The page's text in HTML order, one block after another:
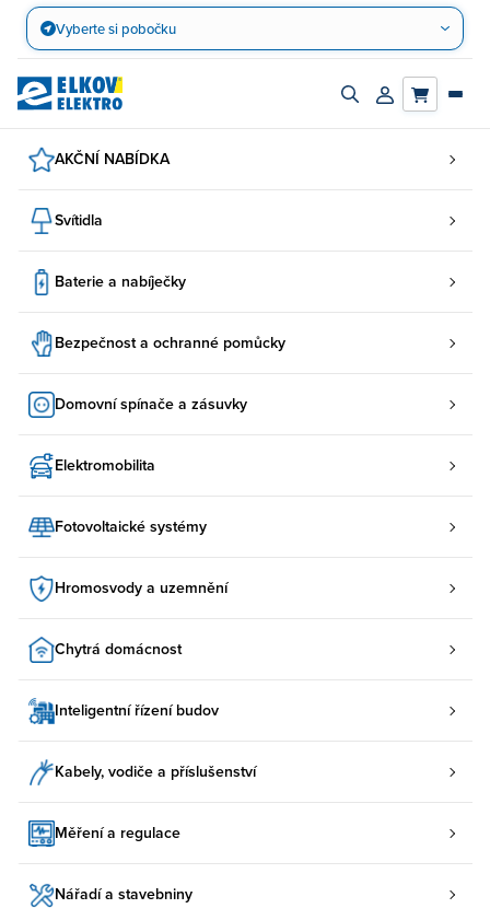
Přejít
obsah
Vyberte si pobočku
Zapnout/vypnout
Přihlásit/
AKČNÍ NABÍDKA
Svítidla
Baterie a nabíječky
Bezpečnost a ochranné pomůcky
Domovní spínače a zásuvky
Elektromobilita
Fotovoltaické systémy
Hromosvody a uzemnění
Chytrá domácnost
Inteligentní řízení budov
Kabely, vodiče a příslušenství
Měření a regulace
Nářadí a stavebniny